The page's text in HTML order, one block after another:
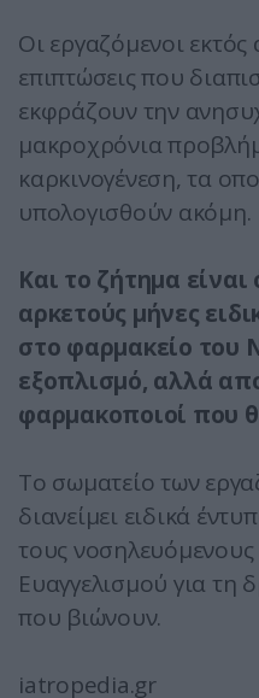
Οι εργαζόμενοι εκτός
επιπτώσεις που
εκφράζουν την
μακροχρόνια
καρκινογένεση, τα
υπολογισθούν ακόμη.
Και το ζήτημα
αρκετούς μήνες
στο φαρμακείο του
εξοπλισμό, αλλά
φαρμακοποιοί που
Το σωματείο των
διανείμει ειδικά
τους νοσηλευόμενους
Ευαγγελισμού για τη
που βιώνουν.
iatropedia.gr